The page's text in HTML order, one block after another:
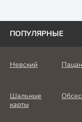
ПОПУЛЯРНЫЕ
Невский
Шальные
карты